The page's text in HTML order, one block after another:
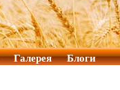
Галерея Блоги